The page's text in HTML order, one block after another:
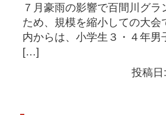
７月豪雨の影響で百間川グラ
ため、規模を縮小しての大会
内からは、小学生３・４年男
[…]
投稿日